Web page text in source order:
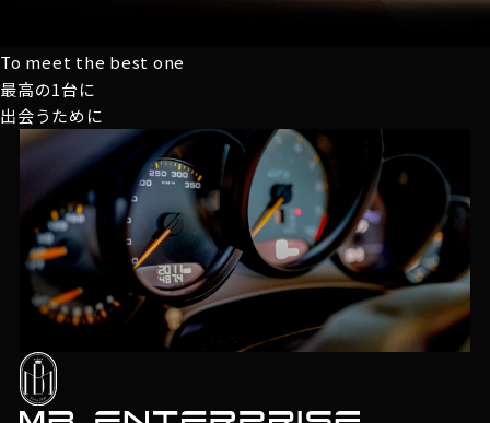
To meet the best one
最高の1台に
出会うために